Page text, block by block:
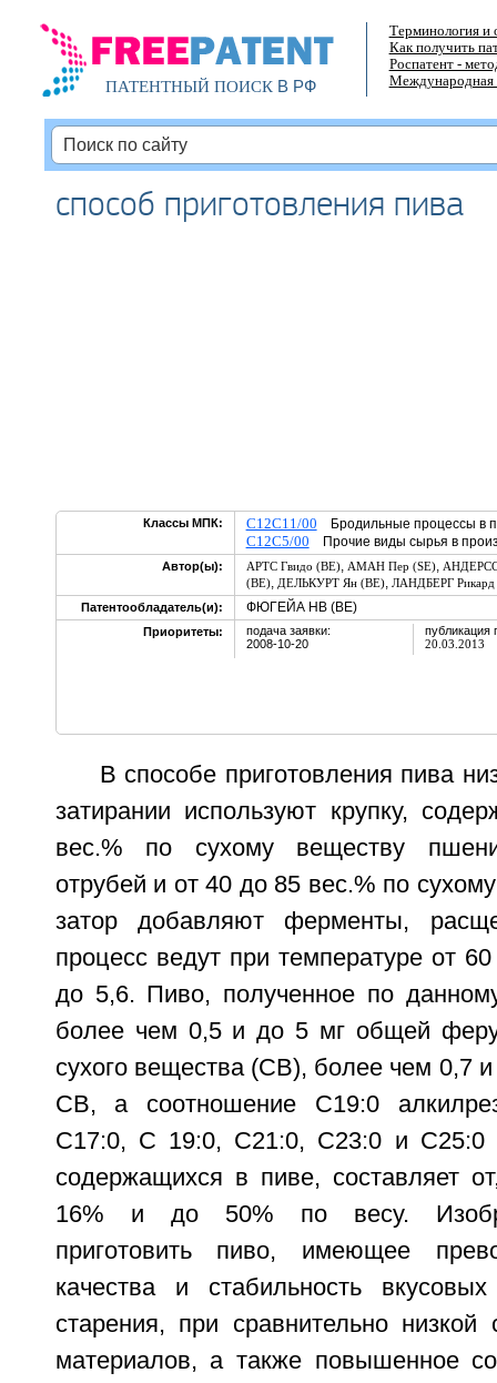
ПАТЕНТНЫЙ ПОИСКВ РФ
Терминология и
Как получить
Роспатент -
Международная
способ приготовления пива
Классы МПК: C12C11/00 Бродильные процессы в
C12C5/00 Прочие виды сырья в
Автор(ы): АРТС Гвидо (BE), АМАН Пер (SE),
(BE), ДЕЛЬКУРТ Ян (BE), ЛАНДБЕРГ Рикард
Патентообладатель(и):
ФЮГЕЙА НВ (BE)
Приоритеты:
подача заявки:
2008-10-20
публикация
20.03.2013
В способе приготовления пива
затирании используют крупку,
вес.% по сухому веществу
отрубей и от 40 до 85 вес.% по
затор добавляют ферменты,
процесс ведут при температуре от
до 5,6. Пиво, полученное по
более чем 0,5 и до 5 мг общей
сухого вещества (СВ), более чем 0,7
СВ, а соотношение С19:0
С17:0, С 19:0, С21:0, С23:0 и С25:0
содержащихся в пиве, составляет
16% и до 50% по весу.
приготовить пиво, имеющее
качества и стабильность
старения, при сравнительно низкой
материалов, а также повышенное